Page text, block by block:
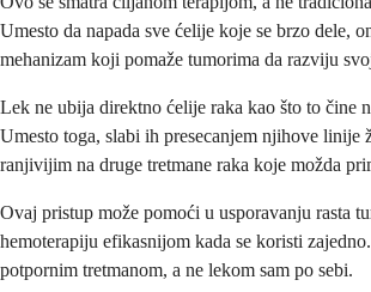
Umesto da napada sve ćelije koje se brzo dele,
mehanizam koji pomaže tumorima da razviju
Lek ne ubija direktno ćelije raka kao što to čine
Umesto toga, slabi ih presecanjem njihove linije
ranjivijim na druge tretmane raka koje možda
Ovaj pristup može pomoći u usporavanju rasta
hemoterapiju efikasnijom kada se koristi
potpornim tretmanom, a ne lekom sam po sebi.